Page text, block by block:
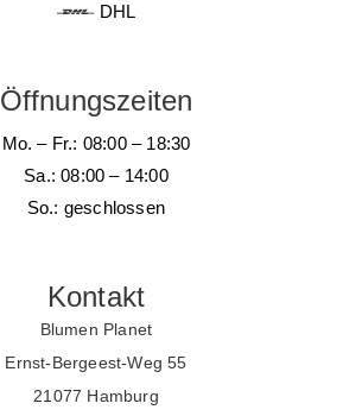
DHL
Öffnungszeiten
Mo. – Fr.: 08:00 – 18:30
Sa.: 08:00 – 14:00
So.: geschlossen
Kontakt
Blumen Planet
Ernst-Bergeest-Weg 55
21077 Hamburg